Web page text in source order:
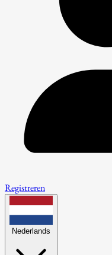
Registreren
Nederlands